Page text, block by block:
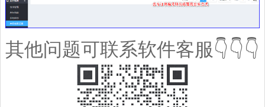
其他问题可联系软件客服👇👇👇